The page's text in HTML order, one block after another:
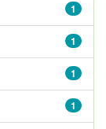
1
1
1
1